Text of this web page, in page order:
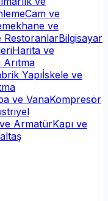
Cam ve
ve
RestoranlarBilgisayar
Harita ve
Arıtma
Yapıİskele ve
ve VanaKompresör
ArmatürKapı ve